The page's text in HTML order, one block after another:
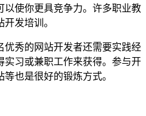
以使你更具竞争力。许多职业教
发培训。
优秀的网站开发者还需要实践经
实习或兼职工作来获得。参与开
也是很好的锻炼方式。